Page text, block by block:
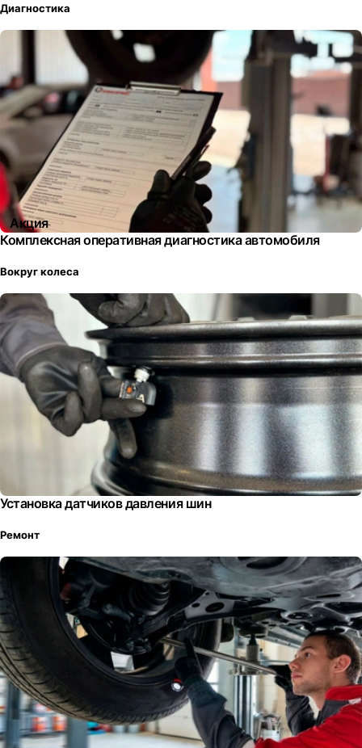
Диагностика
Акция
Комплексная оперативная диагностика автомобиля
Вокруг колеса
Установка датчиков давления шин
Ремонт